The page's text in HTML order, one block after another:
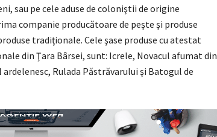
sau pe cele aduse de coloniştii de origine
companie producătoare de peşte şi produse
tradiţionale. Cele şase produse cu atestat
din Ţara Bârsei, sunt: Icrele, Novacul afumat din
Rulada Păstrăvarului şi Batogul de